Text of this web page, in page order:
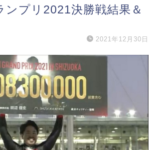
ンプリ2021決勝戦結果＆
2021年12月30日